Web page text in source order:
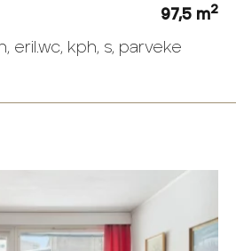
97,5 m2
eril.wc, kph, s, parveke